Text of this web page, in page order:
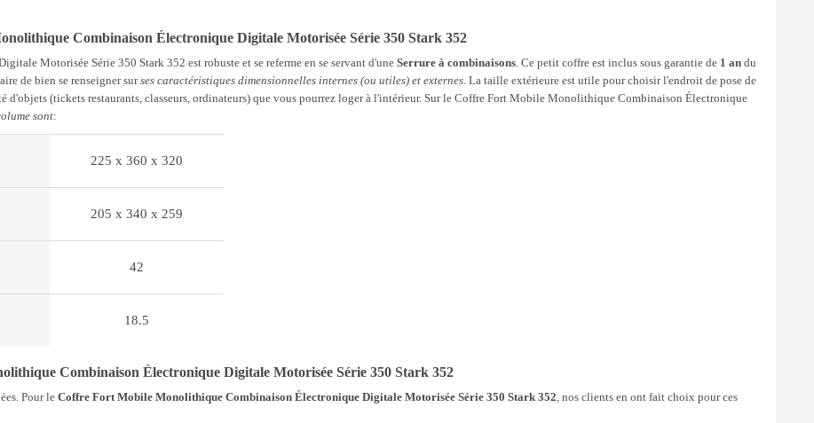
Combinaison Électronique Digitale Motorisée Série 350 Stark 352
Motorisée Série 350 Stark 352 est robuste et se referme en se servant d'une Serrure à combinaisons. Ce petit coffre est inclus sous garantie de 1 an du
de bien se renseigner surses caractéristiques dimensionnelles internes (ou utiles) et externes. La taille extérieure est utile pour choisir l'endroit de pose de
(tickets restaurants, classeurs, ordinateurs) que vous pourrez loger à l'intérieur. Sur le Coffre Fort Mobile Monolithique Combinaison Électronique
sont:
225 x 360 x 320
205 x 340 x 259
42
18.5
Combinaison Électronique Digitale Motorisée Série 350 Stark 352
Pour le Coffre Fort Mobile Monolithique Combinaison Électronique Digitale Motorisée Série 350 Stark 352, nos clients en ont fait choix pour ces